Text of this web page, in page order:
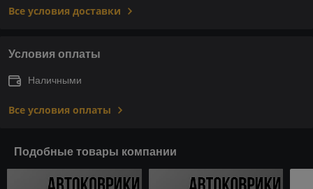
Все условия доставки
Условия оплаты
Наличными
Все условия оплаты
Подобные товары компании